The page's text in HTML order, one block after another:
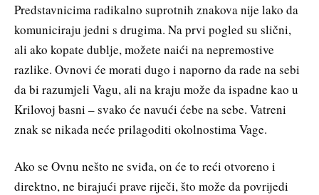
Predstavnicima radikalno suprotnih znakova nije lako da
komuniciraju jedni s drugima. Na prvi pogled su slični,
ali ako kopate dublje, možete naići na nepremostive
razlike. Ovnovi će morati dugo i naporno da rade na sebi
da bi razumjeli Vagu, ali na kraju može da ispadne kao u
Krilovoj basni – svako će navući ćebe na sebe. Vatreni
znak se nikada neće prilagoditi okolnostima Vage.
Ako se Ovnu nešto ne sviđa, on će to reći otvoreno i
direktno, ne birajući prave riječi, što može da povrijedi